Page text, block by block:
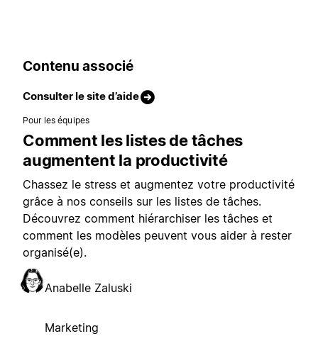
Contenu associé
Consulter le site d’aide
Pour les équipes
Comment les listes de tâches
augmentent la productivité
Chassez le stress et augmentez votre productivité
grâce à nos conseils sur les listes de tâches.
Découvrez comment hiérarchiser les tâches et
comment les modèles peuvent vous aider à rester
organisé(e).
Anabelle Zaluski
Marketing